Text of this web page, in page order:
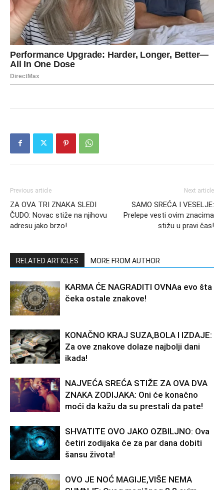
Previous article
ZA OVA TRI ZNAKA SLEDI
ČUDO: Novac stiže na njihovu
adresu jako brzo!
Next article
SAMO SREĆA I VESELJE:
Prelepe vesti ovim znacima
stižu u pravi čas!
RELATED ARTICLES MORE FROM AUTHOR
KARMA ĆE NAGRADITI OVNAa evo šta
čeka ostale znakove!
KONAČNO KRAJ SUZA,BOLA I IZDAJE:
Za ove znakove dolaze najbolji dani
ikada!
NAJVEĆA SREĆA STIŽE ZA OVA DVA
ZNAKA ZODIJAKA: Oni će konačno
moći da kažu da su prestali da pate!
SHVATITE OVO JAKO OZBILJNO: Ova
četiri zodijaka će za par dana dobiti
šansu života!
OVO JE NOĆ MAGIJE,VIŠE NEMA